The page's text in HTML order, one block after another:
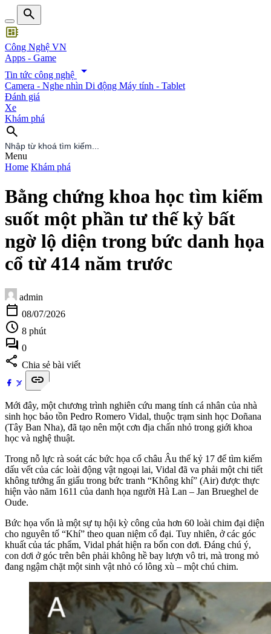
search
developer_board
Công Nghệ VN
Apps - Game
Tin tức công nghệ
arrow_drop_down
Camera - Nghe nhìn Di động Máy tính - Tablet
Đánh giá
Xe
Khám phá
search
search
Menu
Home Khám phá
Bằng chứng khoa học tìm kiếm
suốt một phần tư thế kỷ bất
ngờ lộ diện trong bức danh họa
cổ từ 414 năm trước
admin
calendar_today 08/07/2026
schedule 8 phút
forum 0
share Chia sẻ bài viết
link
Mới đây, một chương trình nghiên cứu mang tính cá nhân của nhà
sinh học bảo tồn Pedro Romero Vidal, thuộc trạm sinh học Doñana
(Tây Ban Nha), đã tạo nên một cơn địa chấn nhỏ trong giới khoa
học và nghệ thuật.
Trong nỗ lực rà soát các bức họa cổ châu Âu thế kỷ 17 để tìm kiếm
dấu vết của các loài động vật ngoại lai, Vidal đã va phải một chi tiết
không tưởng ẩn giấu trong bức tranh “Không khí” (Air) được thực
hiện vào năm 1611 của danh họa người Hà Lan – Jan Brueghel de
Oude.
Bức họa vốn là một sự tụ hội kỳ công của hơn 60 loài chim đại diện
cho nguyên tố “Khí” theo quan niệm cổ đại. Tuy nhiên, ở các góc
khuất của tác phẩm, Vidal phát hiện ra bốn con dơi. Đáng chú ý,
con dơi ở góc trên bên phải không hề bay lượn vô tri, mà trong mỏ
đang ngậm chặt một sinh vật nhỏ có lông xù – một chú chim.